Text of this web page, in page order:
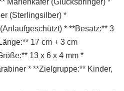
Marienkäfer (Glücksbringer) *
(Sterlingsilber) *
* **Besatz:** 3
17 cm + 3 cm
13 x 6 x 4 mm *
* **Zielgruppe:** Kinder,